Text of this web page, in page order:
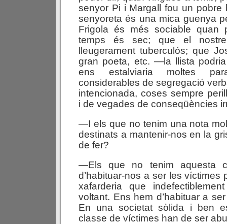
senyor Pi i Margall fou un pobre
senyoreta és una mica guenya
Frigola és més sociable quan
temps és sec; que el
lleugerament tuberculós; que
gran poeta, etc. —la llista
ens estalviaria moltes
considerables de segregació
intencionada, coses sempre
i de vegades de conseqüències
—I els que no tenim una nota
destinats a mantenir-nos en la
de fer?
—Els que no tenim aquesta
d’habituar-nos a ser les víctimes
xafarderia que
voltant. Ens hem d’habituar a
En una societat sòlida i ben
classe de víctimes han de ser